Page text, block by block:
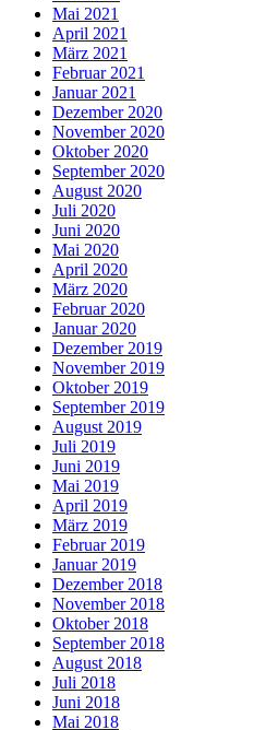
Mai 2021
April 2021
März 2021
Februar 2021
Januar 2021
Dezember 2020
November 2020
Oktober 2020
September 2020
August 2020
Juli 2020
Juni 2020
Mai 2020
April 2020
März 2020
Februar 2020
Januar 2020
Dezember 2019
November 2019
Oktober 2019
September 2019
August 2019
Juli 2019
Juni 2019
Mai 2019
April 2019
März 2019
Februar 2019
Januar 2019
Dezember 2018
November 2018
Oktober 2018
September 2018
August 2018
Juli 2018
Juni 2018
Mai 2018